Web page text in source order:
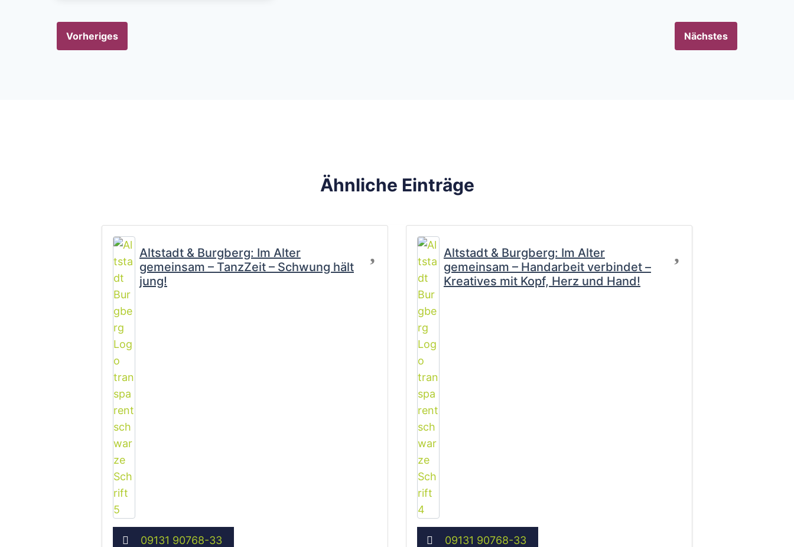
Vorheriges Nächstes
Ähnliche Einträge
Altstadt & Burgberg: Im Alter
gemeinsam – TanzZeit – Schwung hält
jung!
09131 90768-33
Altstadt & Burgberg: Im Alter
gemeinsam – Handarbeit verbindet –
Kreatives mit Kopf, Herz und Hand!
09131 90768-33